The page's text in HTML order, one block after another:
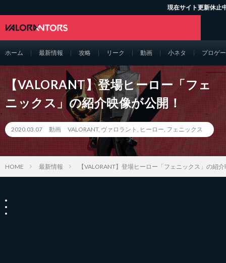
現在サイト更新休止中 -
ホーム 最新情報 攻略 リーク 動画 小ネタ プロゲ
【VALORANT】登場ヒーロー「フェ
ニックス」の紹介映像が公開！
2020.03.07 動画 VALORANT, ヴァロラント , ヒーロー, フェニックス
HOME 最新情報 【VALORANT】登場ヒーロー「フェニックス」の紹